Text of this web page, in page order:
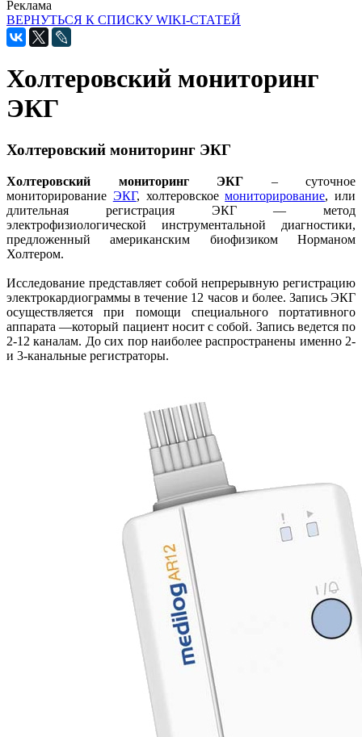
Реклама
ВЕРНУТЬСЯ К СПИСКУ WIKI-СТАТЕЙ
Холтеровский мониторинг
ЭКГ
Холтеровский мониторинг ЭКГ
Холтеровский мониторинг ЭКГ – суточное
мониторирование ЭКГ, холтеровскоемониторирование, или
длительная регистрация ЭКГ — метод
электрофизиологической инструментальной диагностики,
предложенный американским биофизиком Норманом
Холтером.
Исследование представляет собой непрерывную регистрацию
электрокардиограммы в течение 12 часов и более. Запись ЭКГ
осуществляется при помощи специального портативного
аппарата —который пациент носит с собой. Запись ведется по
2-12 каналам. До сих пор наиболее распространены именно 2-
и 3-канальные регистраторы.